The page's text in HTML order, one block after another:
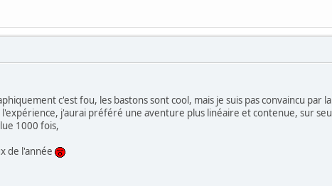
c'est fou, les bastons sont cool, mais je suis pas convaincu par
j'aurai préféré une aventure plus linéaire et contenue, sur
1000 fois,
de l'année